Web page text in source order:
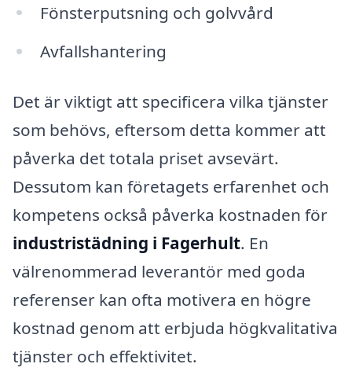
Fönsterputsning och golvvård
Avfallshantering
Det är viktigt att specificera vilka tjänster
som behövs, eftersom detta kommer att
påverka det totala priset avsevärt.
Dessutom kan företagets erfarenhet och
kompetens också påverka kostnaden för
industristädning i Fagerhult. En
välrenommerad leverantör med goda
referenser kan ofta motivera en högre
kostnad genom att erbjuda högkvalitativa
tjänster och effektivitet.